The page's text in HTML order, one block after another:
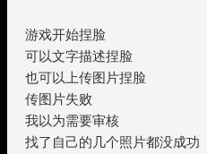
游戏开始捏脸
可以文字描述捏脸
也可以上传图片捏脸
传图片失败
我以为需要审核
找了自己的几个照片都没成功